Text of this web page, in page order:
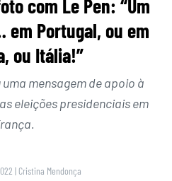
com Le Pen: “Um
Portugal, ou em
ou Itália!”
mensagem de apoio à
eleições presidenciais em
| Cristina Mendonça